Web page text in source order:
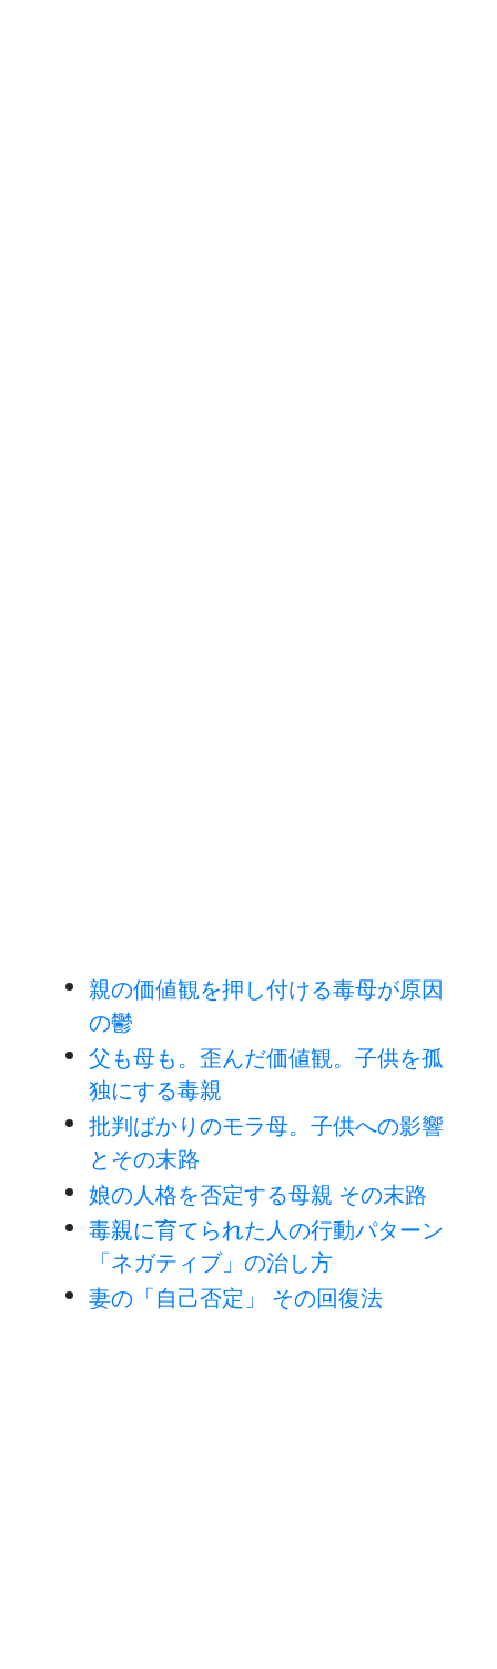
親の価値観を押し付ける毒母が原因
の鬱
父も母も。歪んだ価値観。子供を孤
独にする毒親
批判ばかりのモラ母。子供への影響
とその末路
娘の人格を否定する母親 その末路
毒親に育てられた人の行動パターン
「ネガティブ」の治し方
妻の「自己否定」 その回復法